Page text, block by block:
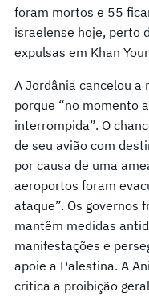
foram mortos e 55
israelense hoje, perto
expulsas em Khan
A Jordânia cancelou a
porque “no momento
interrompida”. O
de seu avião com
por causa de uma
aeroportos foram
ataque”. Os governos
mantêm medidas
manifestações e
apoie a Palestina. A
critica a proibição